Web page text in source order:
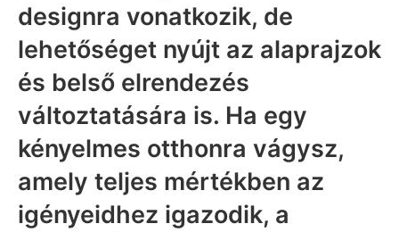
designra vonatkozik, de
lehetőséget nyújt az alaprajzok
és belső elrendezés
változtatására is. Ha egy
kényelmes otthonra vágysz,
amely teljes mértékben az
igényeidhez igazodik, a